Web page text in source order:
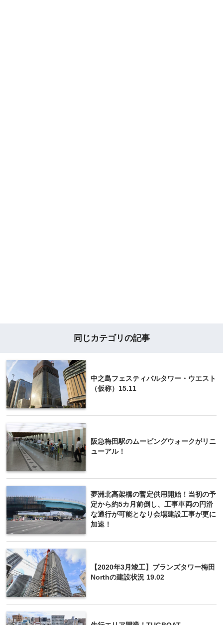
同じカテゴリの記事
中之島フェスティバルタワー・ウエスト
（仮称）15.11
阪急梅田駅のムービングウォークがリニ
ューアル！
夢洲北高架橋の暫定供用開始！当初の予
定から約5カ月前倒し、工事車両の円滑
な通行が可能となり会場建設工事が更に
加速！
【2020年3月竣工】ブランズタワー梅田
Northの建設状況 19.02